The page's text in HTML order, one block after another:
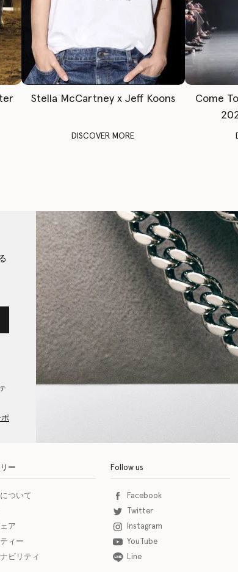
Stella McCartney x Jeff Koons
DISCOVER MORE
Come
ー
ついて
ア
ィー
ビリティ
Follow us
Facebook
Twitter
Instagram
YouTube
Line